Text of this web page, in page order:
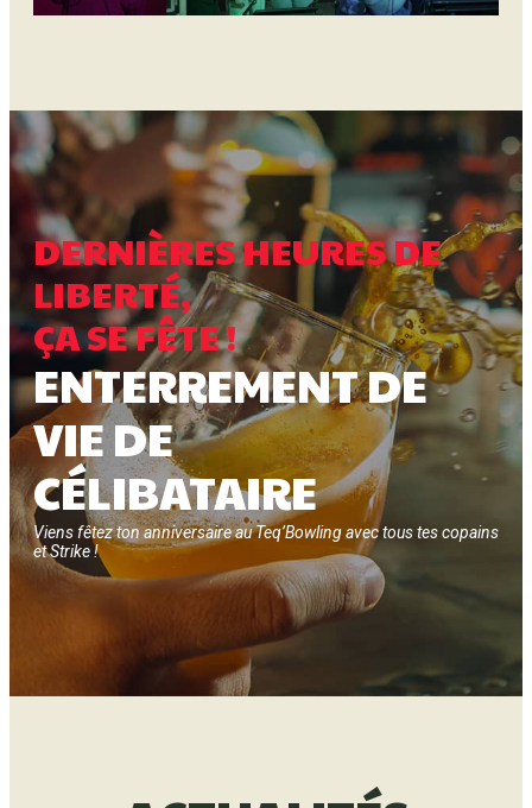
DERNIÈRES HEURES DE
LIBERTÉ,
ÇA SE FÊTE !
ENTERREMENT DE
VIE DE
CÉLIBATAIRE
Viens fêtez ton anniversaire au Teq’Bowling avec tous tes copains
et Strike !